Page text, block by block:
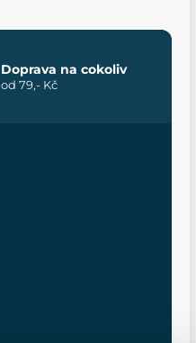
Doprava na cokoliv
od 79,- Kč